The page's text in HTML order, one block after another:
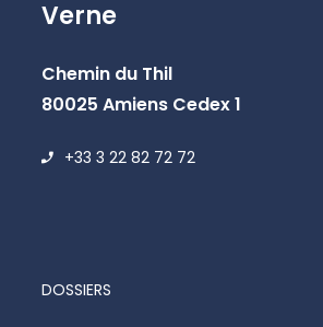
Verne
Chemin du Thil
80025 Amiens Cedex 1
+33 3 22 82 72 72
DOSSIERS